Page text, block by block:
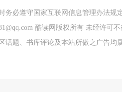
务必遵守国家互联网信息管理办法
酷读网版权所有 未经许可
话题、书库评论及本站所做之广告均